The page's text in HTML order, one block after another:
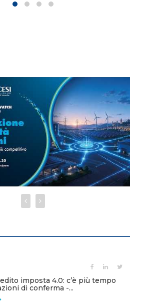
imposta 4.0: c’è più tempo
di conferma -...